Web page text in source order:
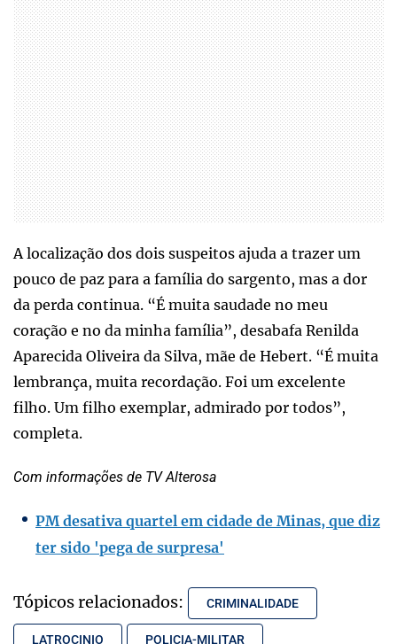
A localização dos dois suspeitos ajuda a trazer um
pouco de paz para a família do sargento, mas a dor
da perda continua. “É muita saudade no meu
coração e no da minha família”, desabafa Renilda
Aparecida Oliveira da Silva, mãe de Hebert. “É muita
lembrança, muita recordação. Foi um excelente
filho. Um filho exemplar, admirado por todos”,
completa.
Com informações de TV Alterosa
PM desativa quartel em cidade de Minas, que diz
ter sido 'pega de surpresa'
Tópicos relacionados: CRIMINALIDADE
LATROCINIO POLICIA-MILITAR